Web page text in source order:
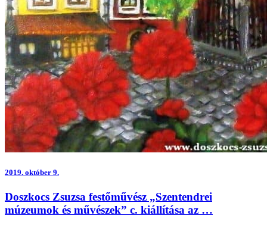
2019. október 9.
Doszkocs Zsuzsa festőművész „Szentendrei
múzeumok és művészek” c. kiállítása az …